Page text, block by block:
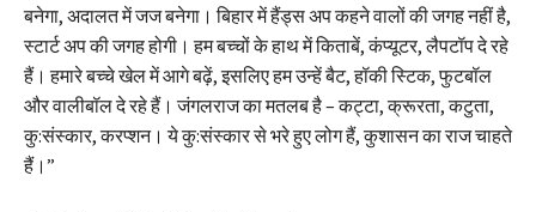
बनेगा, अदालत में जज बनेगा। बिहार में हैंड्स अप कहने वालों की जगह नहीं है,
स्टार्ट अप की जगह होगी। हम बच्चों के हाथ में किताबें, कंप्यूटर, लैपटॉप दे रहे
हैं। हमारे बच्चे खेल में आगे बढ़ें, इसलिए हम उन्हें बैट, हॉकी स्टिक, फुटबॉल
और वालीबॉल दे रहे हैं। जंगलराज का मतलब है – कट्टा, क्रूरता, कटुता,
कु:संस्कार, करप्शन। ये कु:संस्कार से भरे हुए लोग हैं, कुशासन का राज चाहते
हैं।”